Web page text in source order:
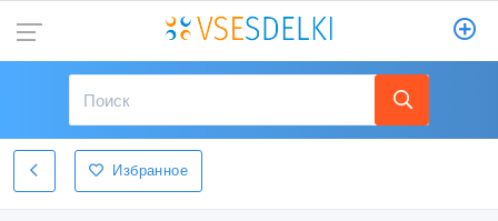
Избранное